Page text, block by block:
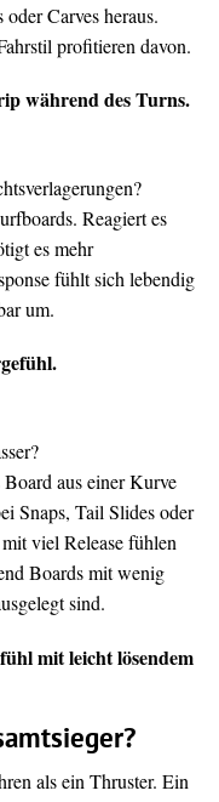
Carves heraus.
profitieren davon.
während des Turns.
Reagiert es
es mehr
fühlt sich lebendig
um.
aus einer Kurve
Snaps, Tail Slides oder
viel Release fühlen
Boards mit wenig
sind.
mit leicht lösendem
als ein Thruster. Ein